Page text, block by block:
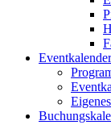
Eventkalender